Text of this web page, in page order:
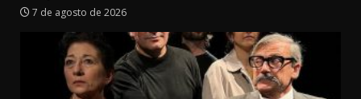
7 de agosto de 2026